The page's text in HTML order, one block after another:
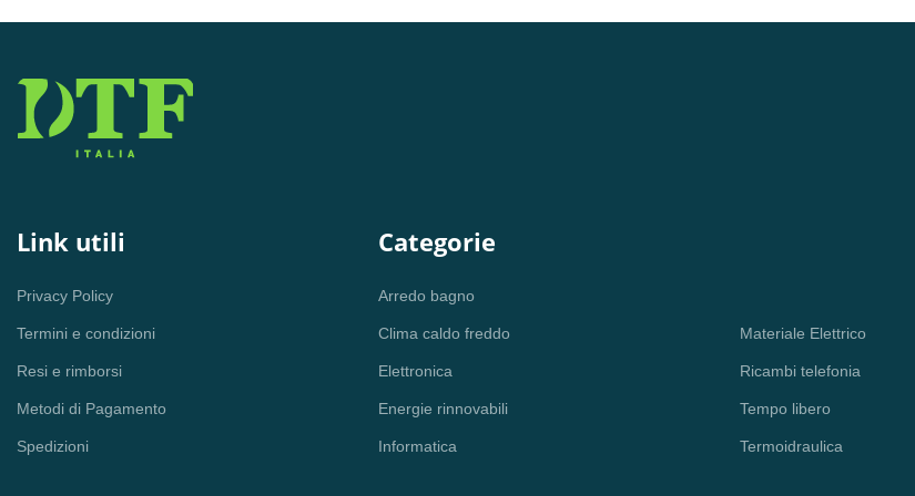
Link utili
Privacy Policy
Termini e condizioni
Resi e rimborsi
Metodi di Pagamento
Spedizioni
Categorie
Arredo bagno
Clima caldo freddo
Elettronica
Energie rinnovabili
Informatica
Materiale Elettrico
Ricambi telefonia
Tempo libero
Termoidraulica